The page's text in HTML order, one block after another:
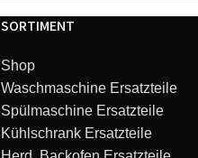
SORTIMENT
Shop
Waschmaschine Ersatzteile
Spülmaschine Ersatzteile
Kühlschrank Ersatzteile